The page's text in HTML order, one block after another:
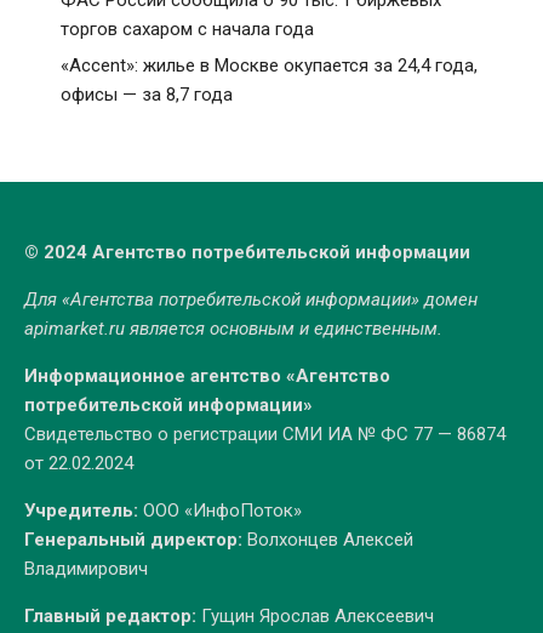
торгов сахаром с начала года
«Accent»: жилье в Москве окупается за 24,4 года,
офисы — за 8,7 года
© 2024 Агентство потребительской информации
Для «Агентства потребительской информации» домен
apimarket.ruявляется основным и единственным.
Информационное агентство «Агентство
потребительской информации»
Свидетельство о регистрации СМИ ИА № ФС 77 — 86874
от 22.02.2024
Учредитель: ООО «ИнфоПоток»
Генеральный директор: Волхонцев Алексей
Владимирович
Главный редактор: Гущин Ярослав Алексеевич